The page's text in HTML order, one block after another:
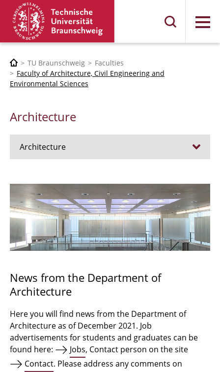
Menu
TU Braunschweig
Faculties
Faculty of Architecture, Civil Engineering and
Environmental Sciences
Architecture
Architecture
Admission procedure 2024
Bachelor Architecture
Bachelor Architecture+
Qualification profile
Semester Programme
Internationales
News from the Department of
Architecture
Here you will find news from the Department of
Architecture as of December 2021. Job
advertisements for students and graduates can be
found here:
Jobs, Contact person on the site
Contact. Please address any comments on